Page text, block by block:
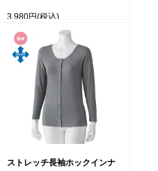
3,980円(税込)
ストレッチ長袖ホックインナ